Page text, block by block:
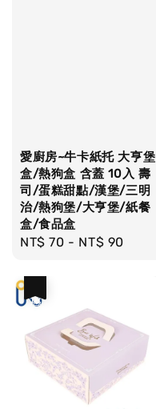
愛廚房~牛卡紙托 大亨堡
盒/熱狗盒 含蓋 10入 壽
司/蛋糕甜點/漢堡/三明
治/熱狗堡/大亨堡/紙餐
盒/食品盒
Regular
NT$ 70 - NT$ 90